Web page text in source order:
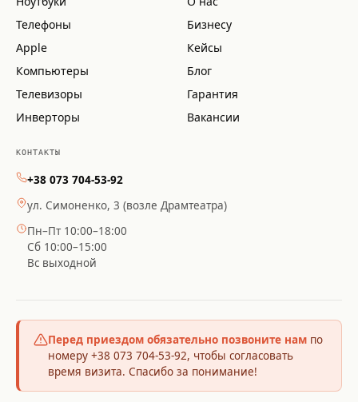
Телефоны
Apple
Компьютеры
Телевизоры
Инверторы
Бизнесу
Кейсы
Блог
Гарантия
Вакансии
КОНТАКТЫ
+38 073 704-53-92
ул. Симоненко, 3 (возле Драмтеатра)
Пн–Пт 10:00–18:00
Сб 10:00–15:00
Вс выходной
Перед приездом обязательно позвоните нам по
номеру +38 073 704-53-92, чтобы согласовать
время визита. Спасибо за понимание!